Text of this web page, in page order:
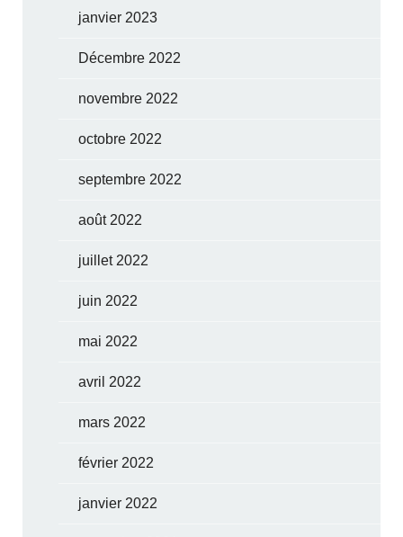
janvier 2023
Décembre 2022
novembre 2022
octobre 2022
septembre 2022
août 2022
juillet 2022
juin 2022
mai 2022
avril 2022
mars 2022
février 2022
janvier 2022